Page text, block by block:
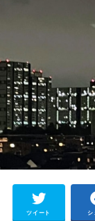
ツイート シ